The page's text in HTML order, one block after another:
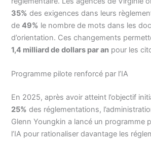
35% des exigences dans leurs
de49% le nombre de mots dans les
d’orientation. Ces changements
1,4 milliard de dollars par an pour les
Programme pilote renforcé par l’IA
En 2025, après avoir atteint l’objectif
25% des réglementations,
Glenn Youngkin a lancé un programme
l’IA pour rationaliser davantage les